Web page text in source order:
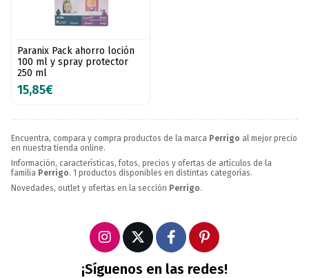
Encuentra, compara y compra productos de la marca Perrigo al mejor precio
en nuestra tienda online.
Información, características, fotos, precios y ofertas de artículos de la
familia Perrigo. 1 productos disponibles en distintas categorías.
Novedades, outlet y ofertas en la sección Perrigo.
Paranix Pack ahorro loción
100 ml y spray protector
250 ml
15,85€
¡Síguenos en las redes!